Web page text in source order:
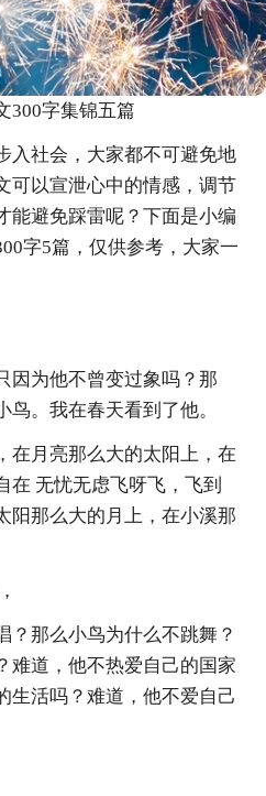
300字集锦五篇
入社会，大家都不可避免地
可以宣泄心中的情感，调节
能避免踩雷呢？下面是小编
字5篇，仅供参考，大家一
因为他不曾变过象吗？那
。我在春天看到了他。
在月亮那么大的太阳上，在
在 无忧无虑飞呀飞，飞到
阳那么大的月上，在小溪那
？那么小鸟为什么不跳舞？
难道，他不热爱自己的国家
生活吗？难道，他不爱自己